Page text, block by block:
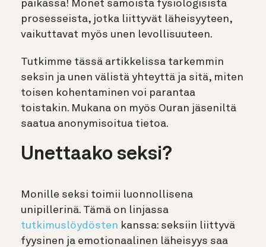
paikassa! Monet samoista fysiologisista
prosesseista, jotka liittyvät läheisyyteen,
vaikuttavat myös unen levollisuuteen.
Tutkimme tässä artikkelissa tarkemmin
seksin ja unen välistä yhteyttä ja sitä, miten
toisen kohentaminen voi parantaa
toistakin. Mukana on myös Ouran jäseniltä
saatua anonymisoitua tietoa.
Unettaako seksi?
Monille seksi toimii luonnollisena
unipillerinä. Tämä on linjassa
tutkimuslöydösten kanssa: seksiin liittyvä
fyysinen ja emotionaalinen läheisyys saa